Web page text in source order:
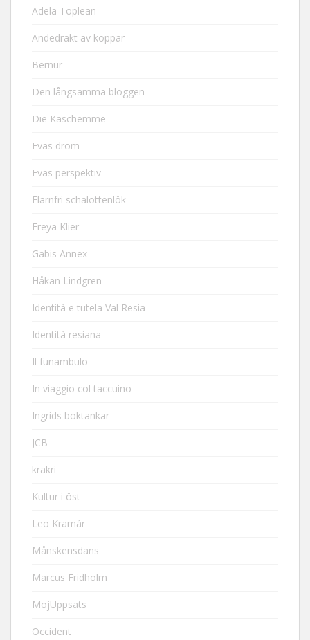
Adela Toplean
Andedräkt av koppar
Bernur
Den långsamma bloggen
Die Kaschemme
Evas dröm
Evas perspektiv
Flarnfri schalottenlök
Freya Klier
Gabis Annex
Håkan Lindgren
Identità e tutela Val Resia
Identità resiana
Il funambulo
In viaggio col taccuino
Ingrids boktankar
JCB
krakri
Kultur i öst
Leo Kramár
Månskensdans
Marcus Fridholm
MojUppsats
Occident